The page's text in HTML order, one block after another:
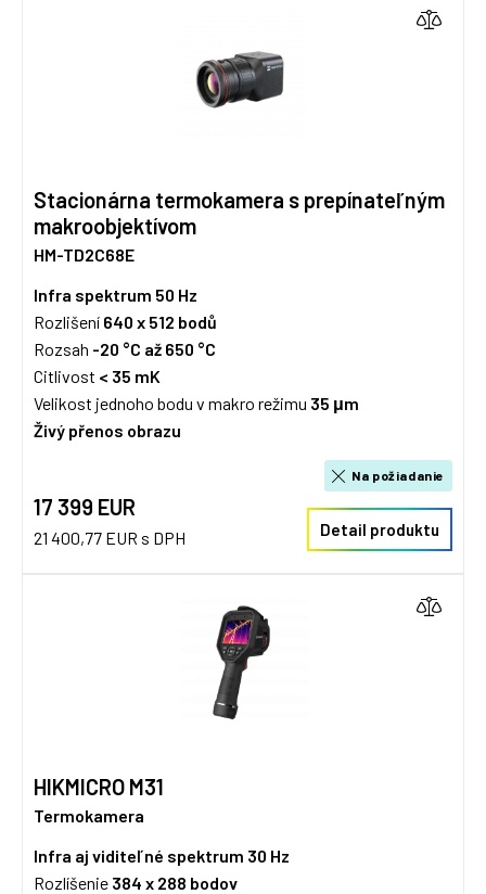
Stacionárna termokamera s prepínateľným
makroobjektívom
HM-TD2C68E
Infra spektrum 50 Hz
Rozlišení 640 x 512 bodů
Rozsah -20 °C až 650 °C
Citlivost < 35 mK
Velikost jednoho bodu v makro režimu 35 μm
Živý přenos obrazu
17 399 EUR
21 400,77 EUR s DPH
Na požiadanie
Detail produktu
HIKMICRO M31
Termokamera
Infra aj viditeľné spektrum 30 Hz
Rozlíšenie 384 x 288 bodov